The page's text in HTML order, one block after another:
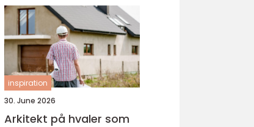
inspiration
30. June 2026
Arkitekt på hvaler som